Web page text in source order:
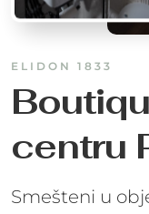
ELIDON 1833
centru
Smešteni u